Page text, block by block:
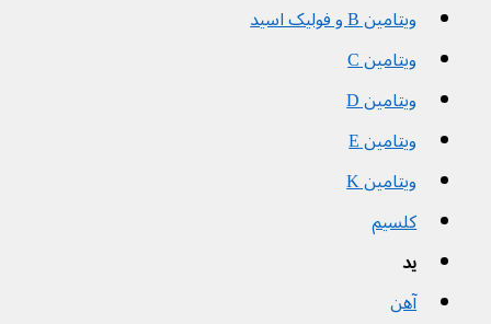
ویتامین B و فولیک اسید
ویتامین C
ویتامین D
ویتامین E
ویتامین K
کلسیم
ید
آهن